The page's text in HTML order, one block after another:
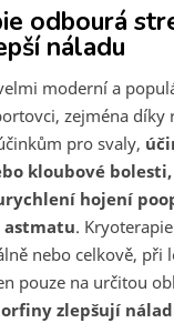
odbourá
náladu
moderní a
zejména díky
pro svaly,
kloubové
hojení
.
nebo celkově, při
pouze na určitou
zlepšují